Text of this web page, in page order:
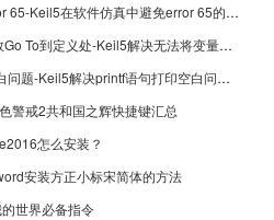
Keil5怎么在软件仿真中避免error 65-Keil5在软件仿真中避免error 65的方法
Keil5怎么解决无法将变量或函数Go To到定义处-Keil5解决无法将变量或函数Go To到定义处的方法
Keil5怎么解决printf语句打印空白问题-Keil5解决printf语句打印空白问题的方法
警戒2共和国之辉快捷键汇总
怎么安装？
安装方正小标宋简体的方法
世界必备指令